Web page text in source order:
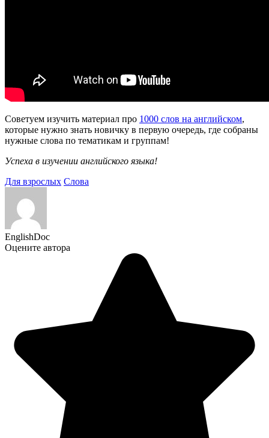
Советуем изучить материал про 1000 слов на английском,
которые нужно знать новичку в первую очередь, где собраны
нужные слова по тематикам и группам!
Успеха в изучении английского языка!
Для взрослых Слова
EnglishDoc
Оцените автора